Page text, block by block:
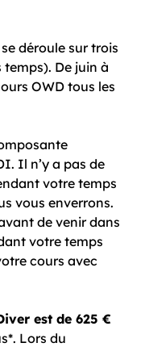
déroule sur trois
De juin à
OWD tous les
Il n’y a pas de
votre temps
vous enverrons.
de venir dans
votre temps
cours avec
est de 625 €
Lors du